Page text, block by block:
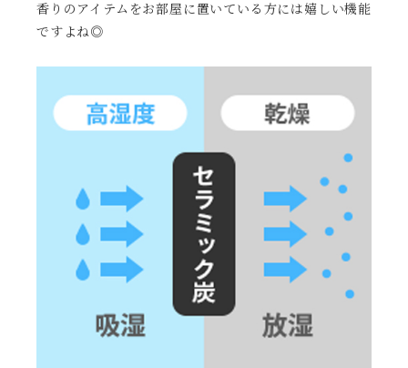
香りのアイテムをお部屋に置いている方には嬉しい機能
ですよね◎